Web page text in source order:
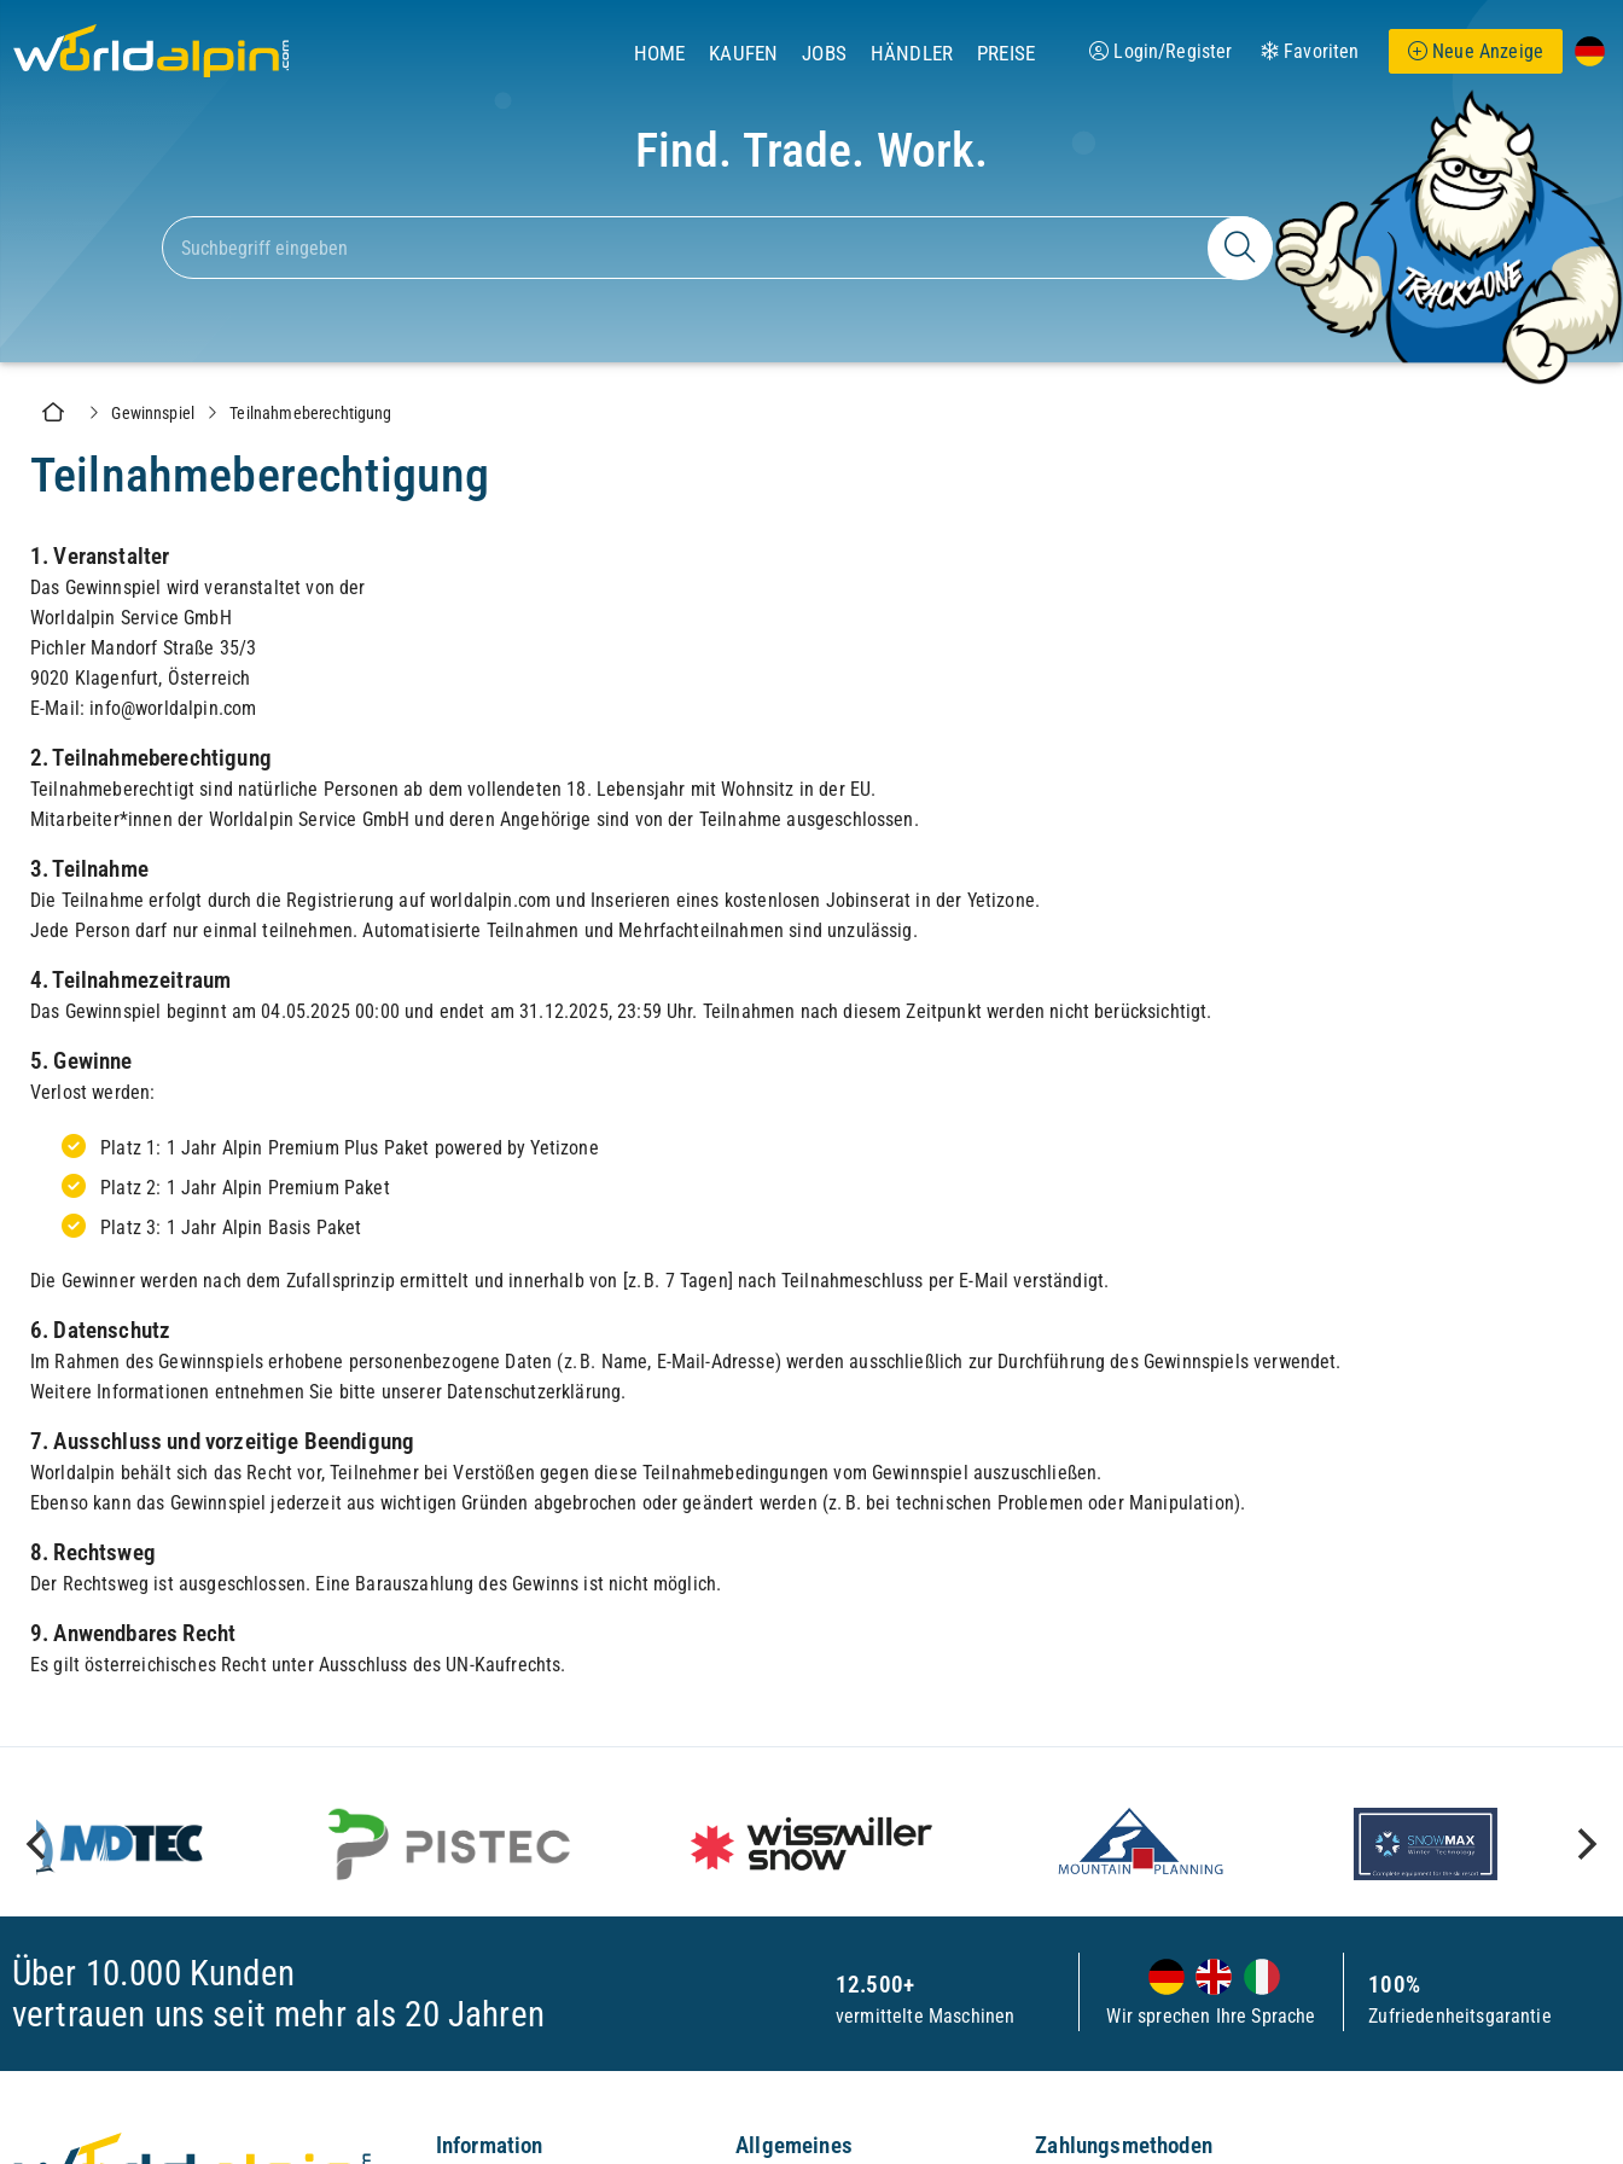
Login/Register Favoriten Neue Anzeige
HOME KAUFEN JOBS HÄNDLER PREISE
Find. Trade. Work.
Gewinnspiel Teilnahmeberechtigung
Teilnahmeberechtigung
1. Veranstalter
Das Gewinnspiel wird veranstaltet von der
Worldalpin Service GmbH
Pichler Mandorf Straße 35/3
9020 Klagenfurt, Österreich
E-Mail: info@worldalpin.com
2. Teilnahmeberechtigung
Teilnahmeberechtigt sind natürliche Personen ab dem vollendeten 18. Lebensjahr mit Wohnsitz in der EU.
Mitarbeiter*innen der Worldalpin Service GmbH und deren Angehörige sind von der Teilnahme ausgeschlossen.
3. Teilnahme
Die Teilnahme erfolgt durch die Registrierung auf worldalpin.com und Inserieren eines kostenlosen Jobinserat in der Yetizone.
Jede Person darf nur einmal teilnehmen. Automatisierte Teilnahmen und Mehrfachteilnahmen sind unzulässig.
4. Teilnahmezeitraum
Das Gewinnspiel beginnt am 04.05.2025 00:00 und endet am 31.12.2025, 23:59 Uhr. Teilnahmen nach diesem Zeitpunkt werden nicht berücksichtigt.
5. Gewinne
Verlost werden:
Platz 1: 1 Jahr Alpin Premium Plus Paket powered by Yetizone
Platz 2: 1 Jahr Alpin Premium Paket
Platz 3: 1 Jahr Alpin Basis Paket
Die Gewinner werden nach dem Zufallsprinzip ermittelt und innerhalb von [z. B. 7 Tagen] nach Teilnahmeschluss per E-Mail verständigt.
6. Datenschutz
Im Rahmen des Gewinnspiels erhobene personenbezogene Daten (z. B. Name, E-Mail-Adresse) werden ausschließlich zur Durchführung des Gewinnspiels verwendet.
Weitere Informationen entnehmen Sie bitte unserer Datenschutzerklärung.
7. Ausschluss und vorzeitige Beendigung
Worldalpin behält sich das Recht vor, Teilnehmer bei Verstößen gegen diese Teilnahmebedingungen vom Gewinnspiel auszuschließen.
Ebenso kann das Gewinnspiel jederzeit aus wichtigen Gründen abgebrochen oder geändert werden (z. B. bei technischen Problemen oder Manipulation).
8. Rechtsweg
Der Rechtsweg ist ausgeschlossen. Eine Barauszahlung des Gewinns ist nicht möglich.
9. Anwendbares Recht
Es gilt österreichisches Recht unter Ausschluss des UN-Kaufrechts.
Über 10.000 Kunden
vertrauen uns seit mehr als 20 Jahren
12.500+
vermittelte Maschinen Wir sprechen Ihre Sprache
100%
Zufriedenheitsgarantie
Information Allgemeines Zahlungsmethoden